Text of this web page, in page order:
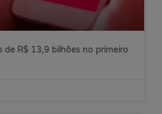
de R$ 13,9 bilhões no primeiro